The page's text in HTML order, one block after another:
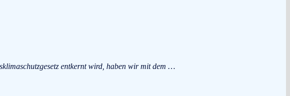
entkernt wird, haben wir mit dem …